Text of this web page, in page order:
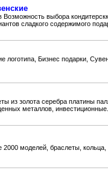
Возможность выбора
сладкого содержимого
логотипа, Бизнес подарки,
из золота серебра платины
металлов,
моделей, браслеты, кольца,